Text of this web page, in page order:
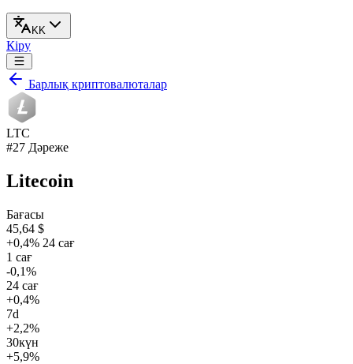
KK
Кіру
Барлық криптовалюталар
LTC
#27 Дәреже
Litecoin
Бағасы
45,64 $
+0,4% 24 сағ
1 сағ
-0,1%
24 сағ
+0,4%
7d
+2,2%
30күн
+5,9%